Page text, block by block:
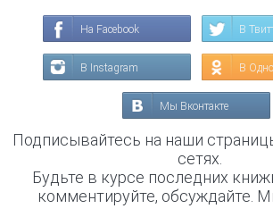
На Facebook В
В Instagram В
Мы Вконтакте
Подписывайтесь на наши
сетях.
Будьте в курсе последних
комментируйте, обсуждайте.